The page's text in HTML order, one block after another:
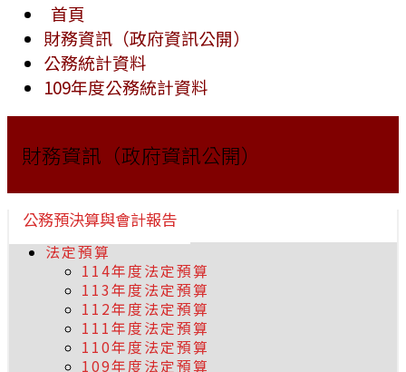
首頁
財務資訊（政府資訊公開）
公務統計資料
109年度公務統計資料
財務資訊（政府資訊公開）
公務預決算與會計報告
法定預算
114年度法定預算
113年度法定預算
112年度法定預算
111年度法定預算
110年度法定預算
109年度法定預算